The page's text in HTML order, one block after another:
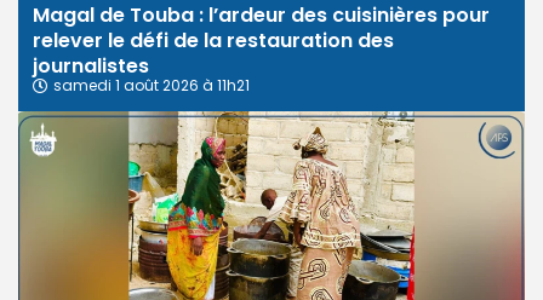
Magal de Touba : l’ardeur des cuisinières pour
relever le défi de la restauration des
journalistes
samedi 1 août 2026 à 11h21